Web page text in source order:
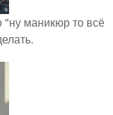
"ну маникюр то всё